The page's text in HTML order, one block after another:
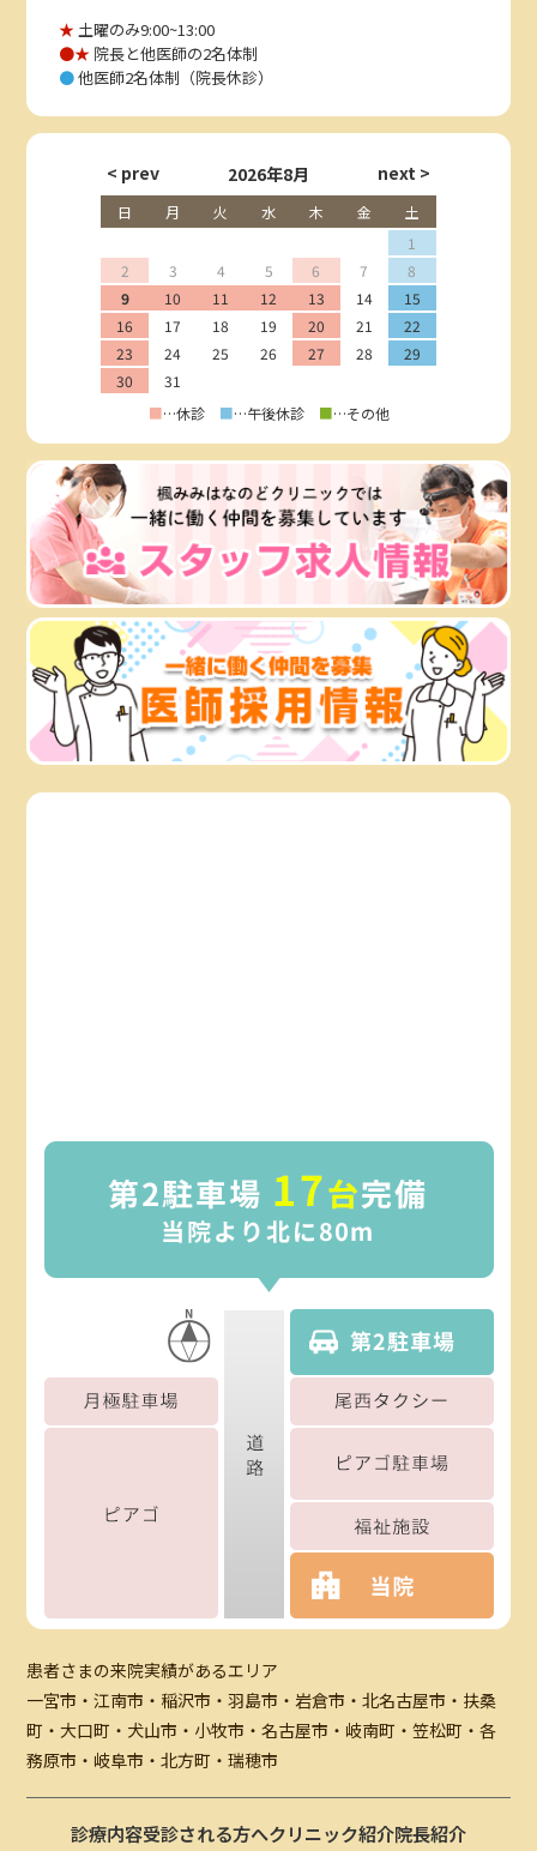
★土曜のみ9:00~13:00
●★ 院長と他医師の2名体制
●他医師2名体制（院長休診）
2026年8月
日 月 火 水 木 金
土
1
2
3 4 5 6 7
8
9
10 11 12 13 14
15
16
17 18 19 20 21
22
23
24 25 26 27 28
29
30
31
■…休診 ■…午後休診 ■…その他
患者さまの来院実績があるエリア
一宮市・江南市・稲沢市・羽島市・岩倉市・北名古屋市・扶桑
町・大口町・犬山市・小牧市・名古屋市・岐南町・笠松町・各
務原市・岐阜市・北方町・瑞穂市
診療内容受診される方へクリニック紹介院長紹介